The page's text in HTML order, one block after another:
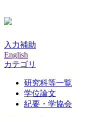
入力補助
English
カテゴリ
研究科等一覧
学位論文
紀要・学協会